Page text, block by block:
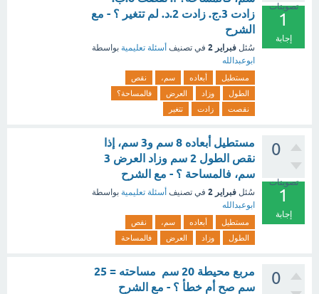
تصويتات
1
إجابة
زادت 3.ج. زادت 2.د. لم تتغير ؟ - مع
الشرح
سُئل فبراير 2 في تصنيف أسئلة تعليمية بواسطة
ابوعبدالله
مستطيل أبعاده سم،
نقص
الطول
وزاد العرض
فالمساحة؟
نقصت
زادت تتغير
0
تصويتات
1
إجابة
مستطيل أبعاده 8 سم و3 سم، إذا
نقص الطول 2 سم وزاد العرض 3
سم، فالمساحة ؟ - مع الشرح
سُئل فبراير 2 في تصنيف أسئلة تعليمية بواسطة
ابوعبدالله
مستطيل أبعاده سم،
نقص
الطول
وزاد العرض فالمساحة
0
مربع محيطة 20 سم مساحته = 25
سم صح أم خطأ ؟ - مع الشرح